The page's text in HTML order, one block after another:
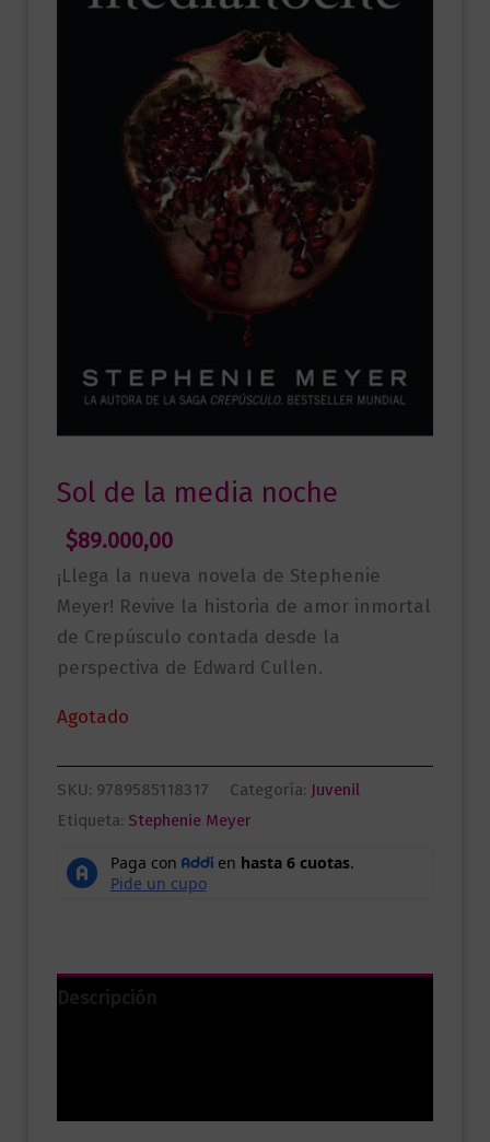
Sol de la media noche
$89.000,00
¡Llega la nueva novela de Stephenie
Meyer! Revive la historia de amor inmortal
de Crepúsculo contada desde la
perspectiva de Edward Cullen.
Agotado
SKU: 9789585118317 Categoría: Juvenil
Etiqueta: Stephenie Meyer
Descripción